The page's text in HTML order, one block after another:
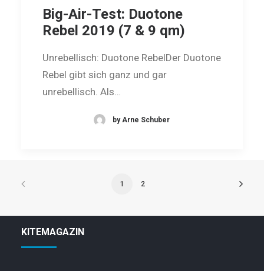
Big-Air-Test: Duotone
Rebel 2019 (7 & 9 qm)
Unrebellisch: Duotone RebelDer Duotone
Rebel gibt sich ganz und gar
unrebellisch. Als…
by Arne Schuber
1 2
KITEMAGAZIN